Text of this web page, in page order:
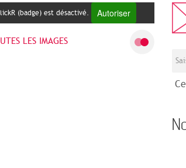
(badge) est désactivé. Autoriser
LES IMAGES